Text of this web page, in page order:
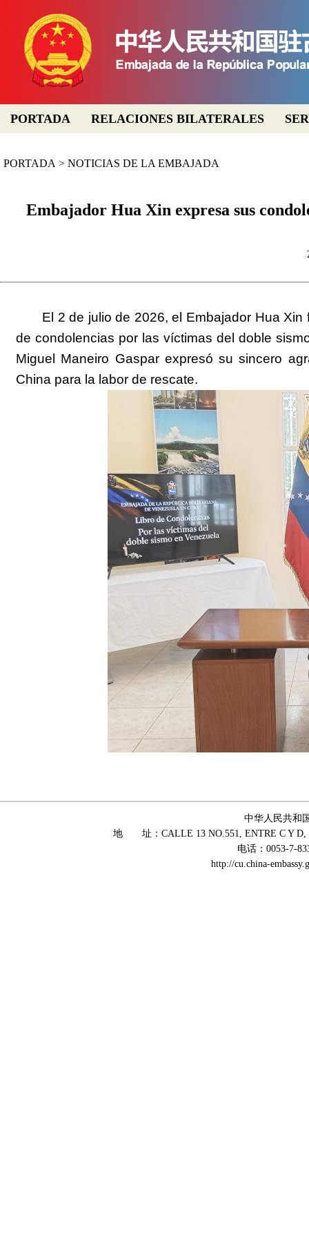
PORTADA RELACIONES BILATERALES
PORTADA > NOTICIAS DE LA EMBAJADA
Embajador Hua Xin expresa sus
El 2 de julio de 2026, el Embajador Hua
de condolencias por las víctimas del doble
Miguel Maneiro Gaspar expresó su sincero
China para la labor de rescate.
中华人民共和
地 址：CALLE 13 NO.551, ENTRE C Y D,
电话：0053-7-
http://cu.china-